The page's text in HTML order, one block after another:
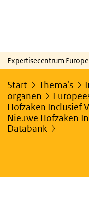
Expertisecentrum
Start Thema's
organen
Hofzaken Inclusief
Nieuwe Hofzaken
Databank